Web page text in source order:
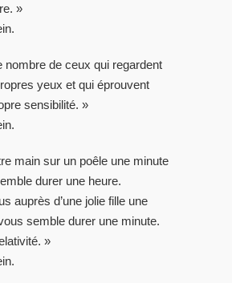
»
nombre de ceux qui regardent
yeux et qui éprouvent
sensibilité. »
main sur un poêle une minute
durer une heure.
auprès d’une jolie fille une
semble durer une minute.
»